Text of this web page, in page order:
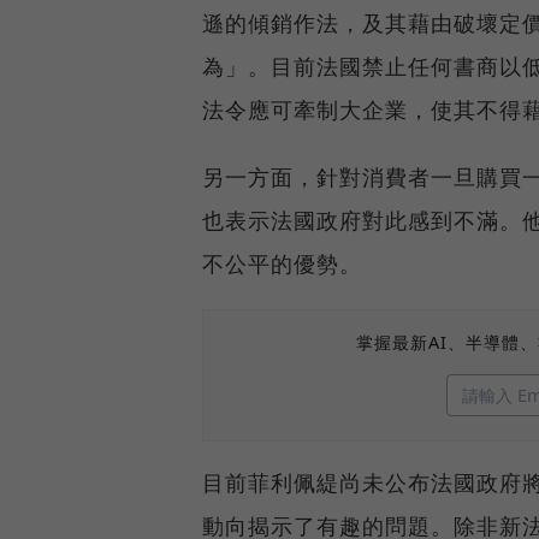
遜的傾銷作法，及其藉由破壞定
為」。目前法國禁止任何書商以
法令應可牽制大企業，使其不得
另一方面，針對消費者一旦購買
也表示法國政府對此感到不滿。
不公平的優勢。
掌握最新AI、半導體
目前菲利佩緹尚未公布法國政府
動向揭示了有趣的問題。除非新